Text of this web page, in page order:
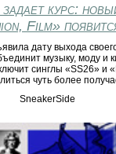
курс:
Film»
дату выхода
музыку, моду и
синглы «SS26» и
чуть более
SneakerSide